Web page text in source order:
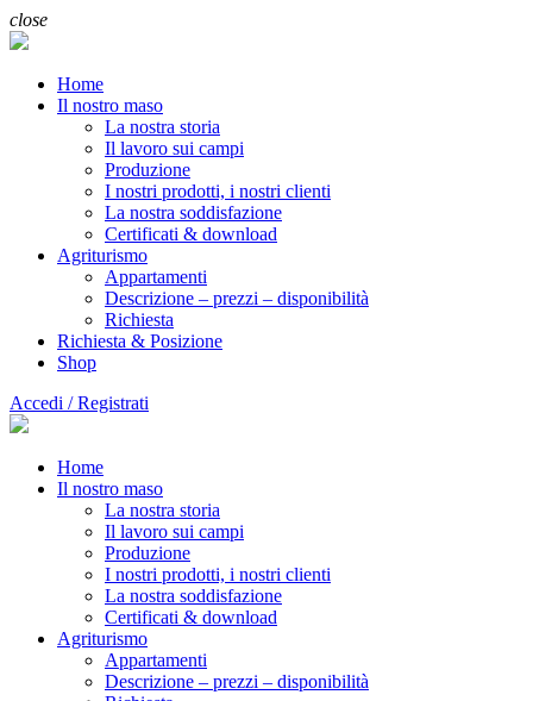
close
Home
Il nostro maso
La nostra storia
Il lavoro sui campi
Produzione
I nostri prodotti, i nostri clienti
La nostra soddisfazione
Certificati & download
Agriturismo
Appartamenti
Descrizione – prezzi – disponibilità
Richiesta
Richiesta & Posizione
Shop
Accedi / Registrati
Home
Il nostro maso
La nostra storia
Il lavoro sui campi
Produzione
I nostri prodotti, i nostri clienti
La nostra soddisfazione
Certificati & download
Agriturismo
Appartamenti
Descrizione – prezzi – disponibilità